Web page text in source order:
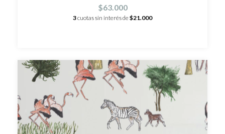
$63.000
3cuotas sin interés de$21.000